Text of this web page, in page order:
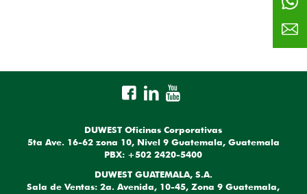
DUWEST Oficinas Corporativas
5ta Ave. 16-62 zona 10, Nivel 9 Guatemala, Guatemala
PBX: +502 2420-5400
DUWEST GUATEMALA, S.A.
Sala de Ventas: 2a. Avenida, 10-45, Zona 9 Guatemala,